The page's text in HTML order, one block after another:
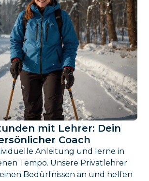
mit Lehrer: Dein
Coach
Anleitung und lerne in
Tempo. Unsere Privatlehrer
Bedürfnissen an und helfen